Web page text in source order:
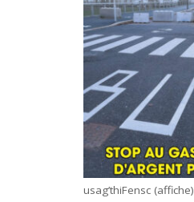
usag’thiFensc (affiche)